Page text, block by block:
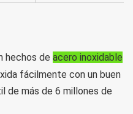
hechos de acero inoxidable
fácilmente con un buen
de más de 6 millones de